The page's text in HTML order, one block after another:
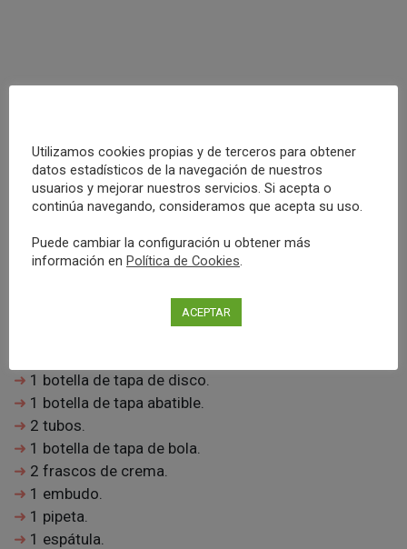
Kit de 14 piezas de botellas
para viajar
Contiene
1 botella de tapa de disco.
1 botella de tapa abatible.
2 tubos.
1 botella de tapa de bola.
2 frascos de crema.
1 embudo.
1 pipeta.
1 espátula.
Utilizamos cookies propias y de terceros para obtener
datos estadísticos de la navegación de nuestros
usuarios y mejorar nuestros servicios. Si acepta o
continúa navegando, consideramos que acepta su uso.
Puede cambiar la configuración u obtener más
información en Política de Cookies.
ACEPTAR